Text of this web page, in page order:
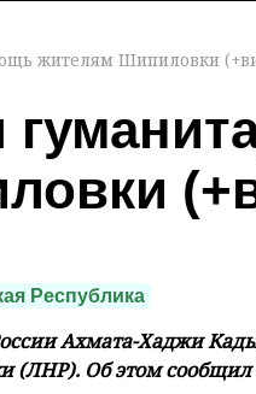
жителям Шипиловки
Республика
Ахмата-Хаджи
(ЛНР). Об этом сообщил